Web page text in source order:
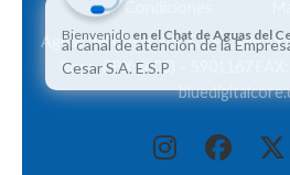
Condiciones
Aguas del Cesar S.A. E.S.P. Calle
Rosa. PBX: (605) – 5901167
Bienvenido en el Chat de Aguas del
al canal de atención de la
Cesar S.A. E.S.P